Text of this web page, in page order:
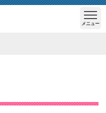
メニュー